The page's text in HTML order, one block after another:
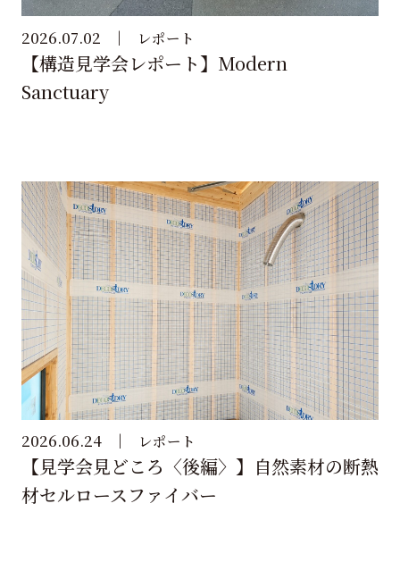
2026.07.02 レポート
【構造見学会レポート】Modern
Sanctuary
2026.06.24 レポート
【見学会見どころ〈後編〉】自然素材の断熱
材セルロースファイバー